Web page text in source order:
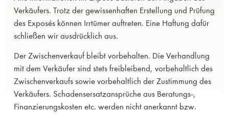
Verkäufers. Trotz der gewissenhaften Erstellung und Prüfung
des Exposés können Irrtümer auftreten. Eine Haftung dafür
schließen wir ausdrücklich aus.
Der Zwischenverkauf bleibt vorbehalten. Die Verhandlung
mit dem Verkäufer sind stets freibleibend, vorbehaltlich des
Zwischenverkaufs sowie vorbehaltlich der Zustimmung des
Verkäufers. Schadensersatzansprüche aus Beratungs-,
Finanzierungskosten etc. werden nicht anerkannt bzw.